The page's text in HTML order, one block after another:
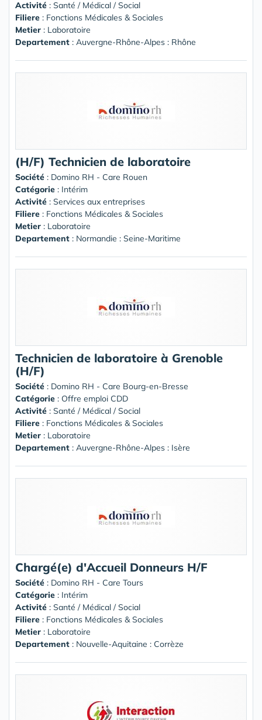
Activité : Santé / Médical / Social
Filiere : Fonctions Médicales & Sociales
Metier : Laboratoire
Departement : Auvergne-Rhône-Alpes : Rhône
(H/F) Technicien de laboratoire
Société : Domino RH - Care Rouen
Catégorie : Intérim
Activité : Services aux entreprises
Filiere : Fonctions Médicales & Sociales
Metier : Laboratoire
Departement : Normandie : Seine-Maritime
Technicien de laboratoire à Grenoble
(H/F)
Société : Domino RH - Care Bourg-en-Bresse
Catégorie : Offre emploi CDD
Activité : Santé / Médical / Social
Filiere : Fonctions Médicales & Sociales
Metier : Laboratoire
Departement : Auvergne-Rhône-Alpes : Isère
Chargé(e) d'Accueil Donneurs H/F
Société : Domino RH - Care Tours
Catégorie : Intérim
Activité : Santé / Médical / Social
Filiere : Fonctions Médicales & Sociales
Metier : Laboratoire
Departement : Nouvelle-Aquitaine : Corrèze